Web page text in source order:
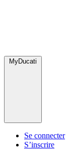
MyDucati
Se connecter
S’inscrire